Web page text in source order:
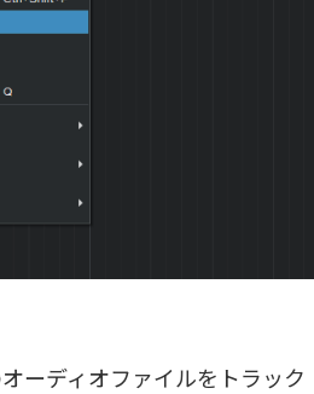
ーディオファイルをトラック